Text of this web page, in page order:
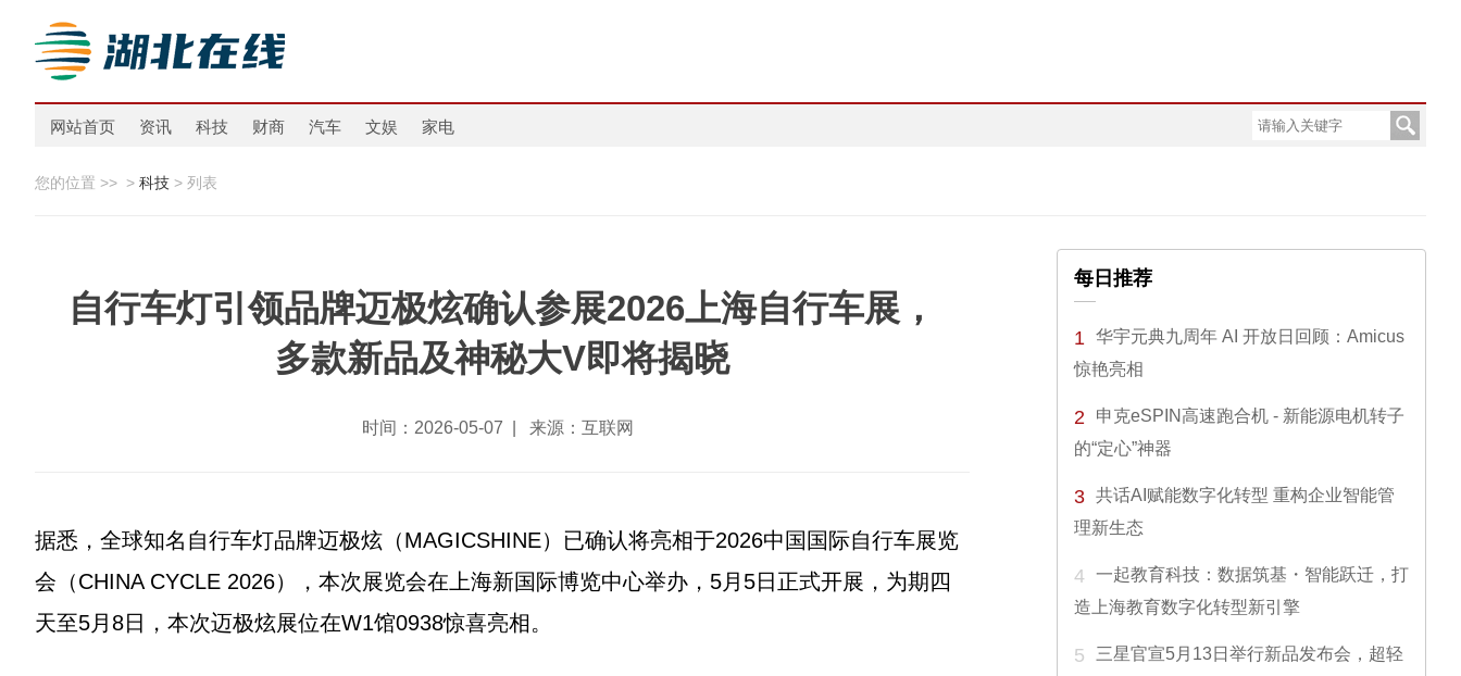
网站首页 资讯 科技 财商 汽车 文娱 家电
您的位置 >> > 科技 > 列表
自行车灯引领品牌迈极炫确认参展2026上海自行车展，
多款新品及神秘大V即将揭晓
时间：2026-05-07 | 来源：互联网
据悉，全球知名自行车灯品牌迈极炫（MAGICSHINE）已确认将亮相于2026中国国际自行车展览
会（CHINA CYCLE 2026），本次展览会在上海新国际博览中心举办，5月5日正式开展，为期四
天至5月8日，本次迈极炫展位在W1馆0938惊喜亮相。
每日推荐
1 华宇元典九周年 AI 开放日回顾：Amicus
惊艳亮相
2
申克eSPIN高速跑合机 - 新能源电机转子
的“定心”神器
3 共话AI赋能数字化转型 重构企业智能管
理新生态
4
一起教育科技：数据筑基・智能跃迁，打
造上海教育数字化转型新引擎
5
三星官宣5月13日举行新品发布会，超轻